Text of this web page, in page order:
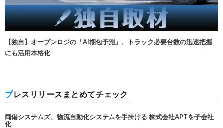
【独自】オープンロジの「AI梱包予測」、トラック必要台数の迅速把握
にも活用本格化
プレスリリースまとめてチェック
両備システムズ、物流自動化システムを手掛ける 株式会社APTを子会社
化